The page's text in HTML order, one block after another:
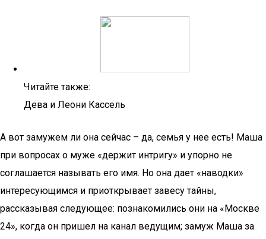
Читайте также:
Дева и Леони Кассель
А вот замужем ли она сейчас – да, семья у нее есть! Маша
при вопросах о муже «держит интригу» и упорно не
соглашается называть его имя. Но она дает «наводки»
интересующимся и приоткрывает завесу тайны,
рассказывая следующее: познакомились они на «Москве
24», когда он пришел на канал ведущим; замуж Маша за